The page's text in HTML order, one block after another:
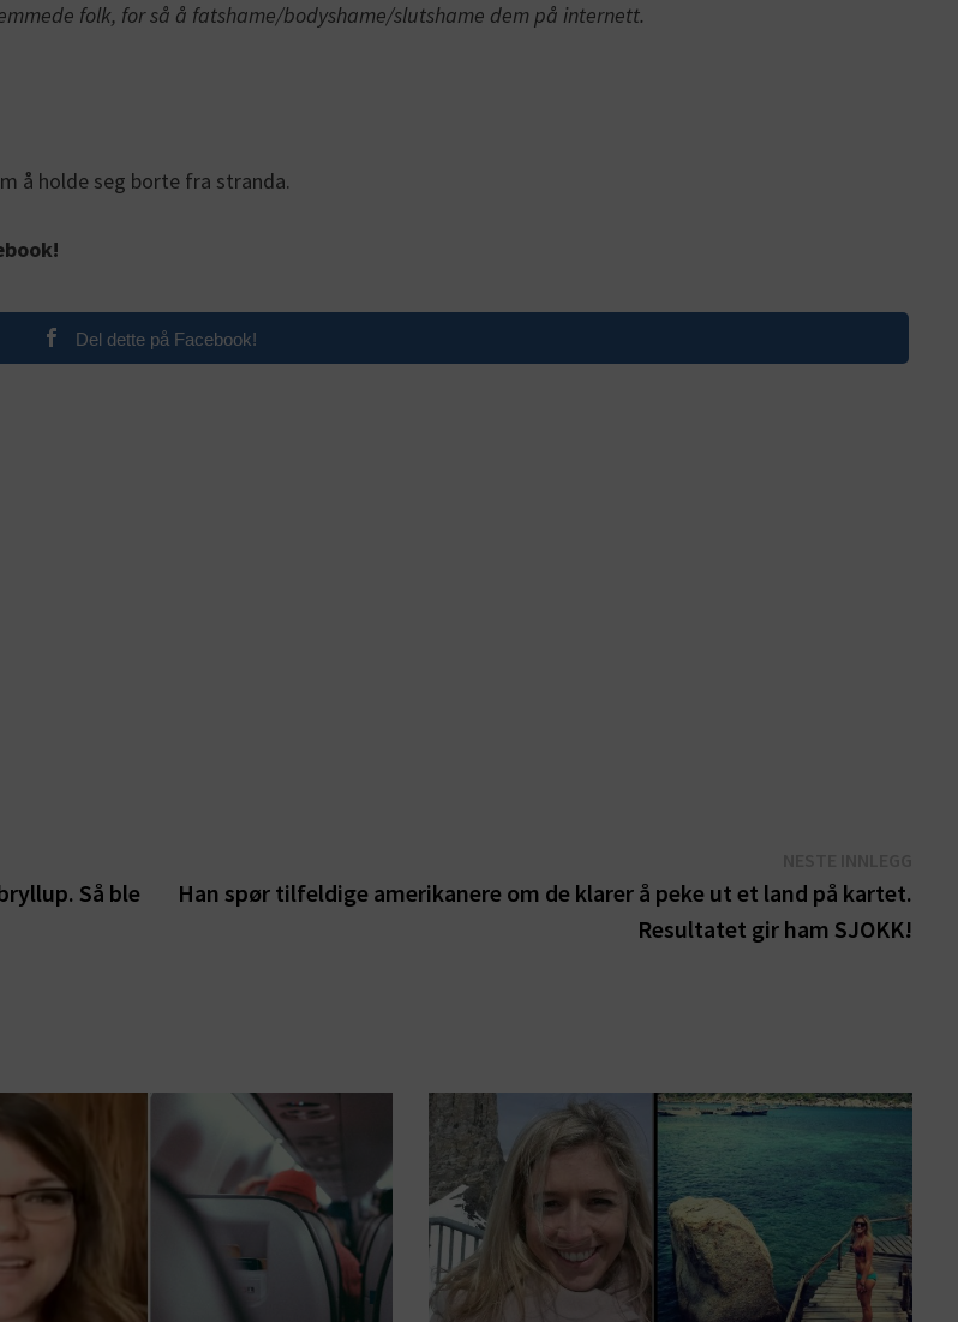
folk, for så å fatshame/bodyshame/slutshame dem på internett.
å holde seg borte fra stranda.
Del dette på Facebook!
Så ble
Han spør tilfeldige amerikanere om de klarer å peke ut et land på kartet.
Resultatet gir ham SJOKK!